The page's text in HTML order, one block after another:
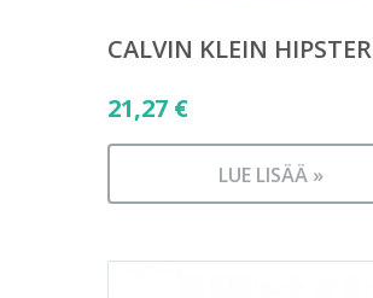
CALVIN KLEIN HIPSTER
21,27 €
LUE LISÄÄ »